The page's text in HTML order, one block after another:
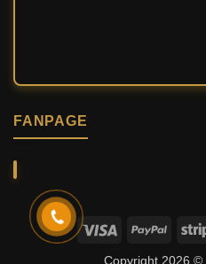
FANPAGE
Visa PayPal
Copyright 2026 ©